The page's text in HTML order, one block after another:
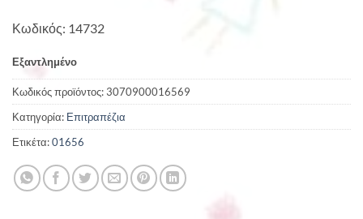
Κωδικός: 14732
Εξαντλημένο
Κωδικός προϊόντος:3070900016569
Κατηγορία: Επιτραπέζια
Ετικέτα:01656